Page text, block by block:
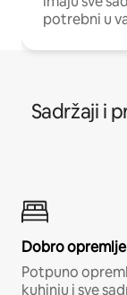
potrebni u
Sadržaji i
Dobro
Potpuno
kuhinju i sve